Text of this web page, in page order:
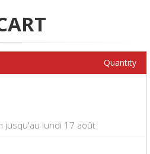
jusqu'au lundi 17 août
Quantity